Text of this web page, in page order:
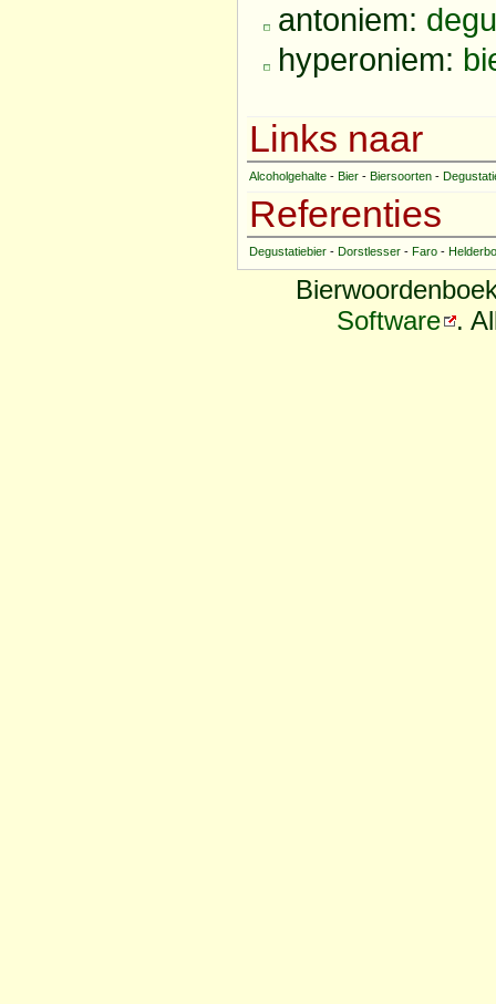
antoniem:
hyperoniem:
Links naar
Alcoholgehalte - Bier - Biersoorten -
Referenties
Degustatiebier - Dorstlesser - Faro -
Software .